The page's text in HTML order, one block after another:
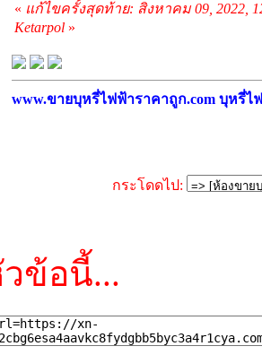
« แก้ไขครั้งสุดท้าย: สิงหาคม 09, 2022,
Ketarpol »
www.ขายบุหรี่ไฟฟ้าราคาถูก.com บุหรี่ไ
กระโดดไป:
ข้อนี้...